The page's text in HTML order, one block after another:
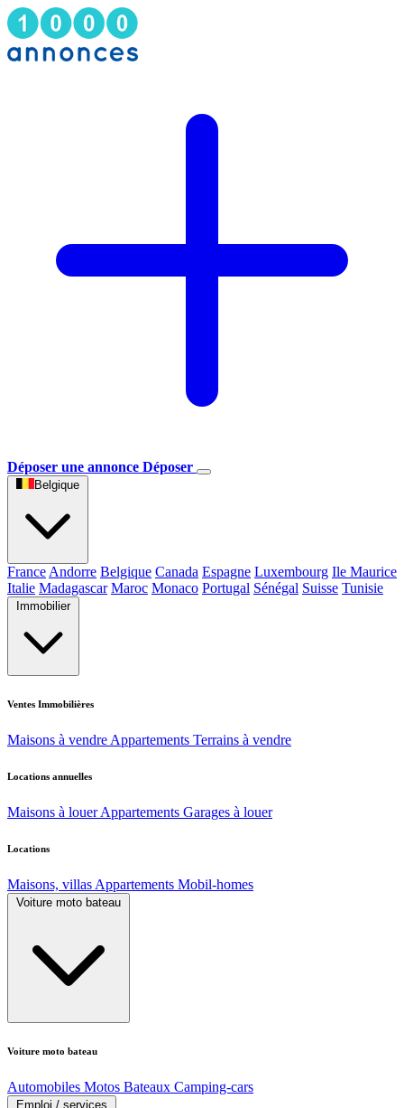
Déposer une annonce Déposer
Belgique
France Andorre Belgique Canada Espagne Luxembourg Ile Maurice
Italie Madagascar Maroc Monaco Portugal Sénégal Suisse Tunisie
Immobilier
Ventes Immobilières
Maisons à vendre Appartements Terrains à vendre
Locations annuelles
Maisons à louer Appartements Garages à louer
Locations
Maisons, villas Appartements Mobil-homes
Voiture moto bateau
Voiture moto bateau
Automobiles Motos Bateaux Camping-cars
Emploi / services